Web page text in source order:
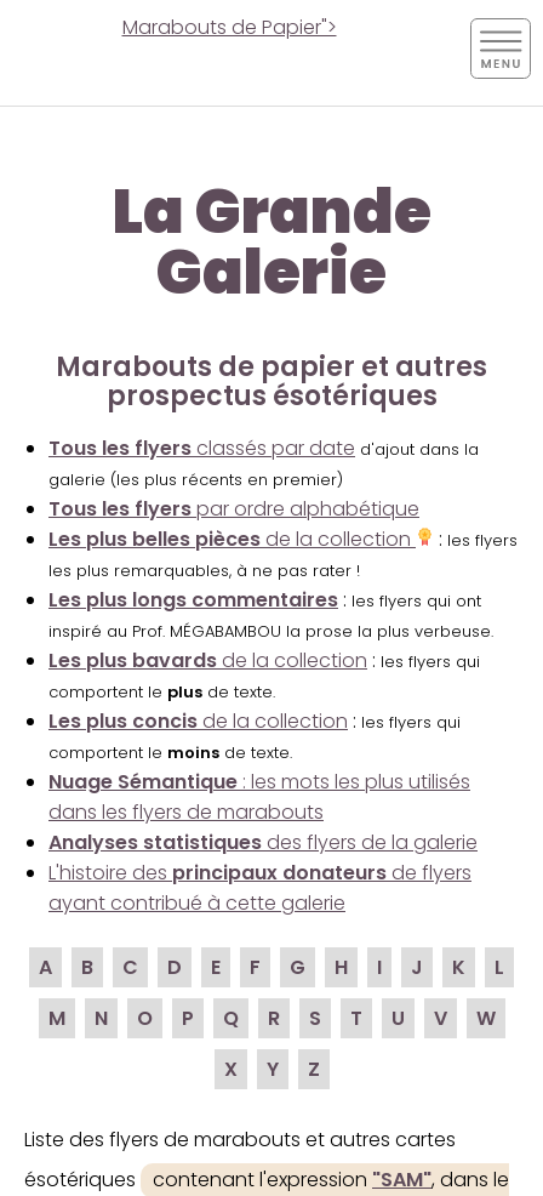
Marabouts de Papier">
La Grande
Galerie
Marabouts de papier et autres
prospectus ésotériques
Tous les flyers classés par date d'ajout dans la
galerie (les plus récents en premier)
Tous les flyerspar ordre alphabétique
Les plus belles pièces de la collection : les flyers
les plus remarquables, à ne pas rater !
Les plus longs commentaires : les flyers qui ont
inspiré au Prof. MÉGABAMBOU la prose la plus verbeuse.
Les plus bavards de la collection : les flyers qui
comportent le plus de texte.
Les plus concis de la collection : les flyers qui
comportent le moins de texte.
Nuage Sémantique : les mots les plus utilisés
dans les flyers de marabouts
Analyses statistiques des flyers de la galerie
L'histoire des principaux donateurs de flyers
ayant contribué à cette galerie
A B C D E F G H I J K
L
M
N O P Q R S T U V
W
X
Y Z
Liste des flyers de marabouts et autres cartes
ésotériques
contenant l'expression "SAM", dans le